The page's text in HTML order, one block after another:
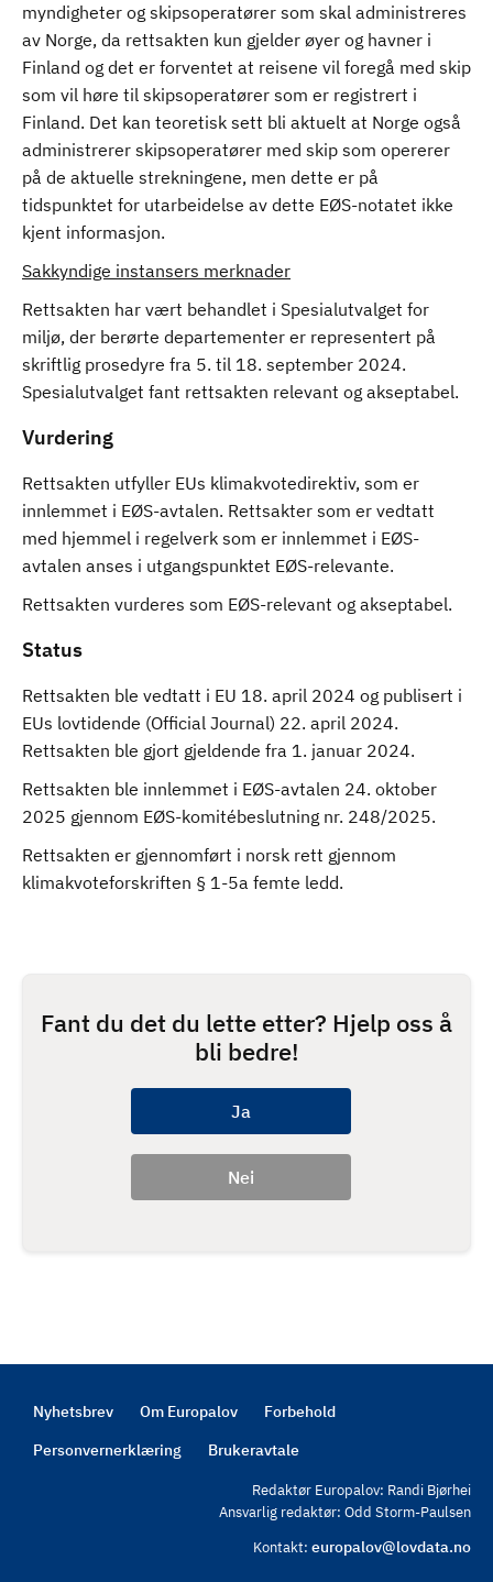
myndigheter og skipsoperatører som skal administreres
av Norge, da rettsakten kun gjelder øyer og havner i
Finland og det er forventet at reisene vil foregå med skip
som vil høre til skipsoperatører som er registrert i
Finland. Det kan teoretisk sett bli aktuelt at Norge også
administrerer skipsoperatører med skip som opererer
på de aktuelle strekningene, men dette er på
tidspunktet for utarbeidelse av dette EØS-notatet ikke
kjent informasjon.
Sakkyndige instansers merknader
Rettsakten har vært behandlet i Spesialutvalget for
miljø, der berørte departementer er representert på
skriftlig prosedyre fra 5. til 18. september 2024.
Spesialutvalget fant rettsakten relevant og akseptabel.
Vurdering
Rettsakten utfyller EUs klimakvotedirektiv, som er
innlemmet i EØS-avtalen. Rettsakter som er vedtatt
med hjemmel i regelverk som er innlemmet i EØS-
avtalen anses i utgangspunktet EØS-relevante.
Rettsakten vurderes som EØS-relevant og akseptabel.
Status
Rettsakten ble vedtatt i EU 18. april 2024 og publisert i
EUs lovtidende (Official Journal) 22. april 2024.
Rettsakten ble gjort gjeldende fra 1. januar 2024.
Rettsakten ble innlemmet i EØS-avtalen 24. oktober
2025 gjennom EØS-komitébeslutning nr. 248/2025.
Rettsakten er gjennomført i norsk rett gjennom
klimakvoteforskriften § 1-5a femte ledd.
Fant du det du lette etter? Hjelp oss å
bli bedre!
Footer
Nyhetsbrev Om Europalov
Forbehold
Personvernerklæring
Brukeravtale
Redaktør Europalov: Randi Bjørhei
Ansvarlig redaktør: Odd Storm-Paulsen
Kontakt: europalov@lovdata.no